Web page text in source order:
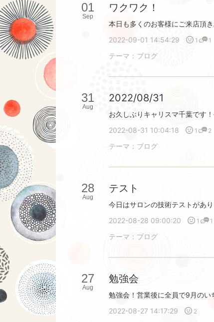
01
Sep
ワクワク！
2022-09-01 14:54:29
1 1
テーマ： ブログ
31
Aug
2022/08/31
2022-08-31 10:04:18
1 2
テーマ： ブログ
28
Aug
テスト
2022-08-28 09:00:20
1 1
テーマ： ブログ
27
Aug
勉強会
2022-08-27 14:17:29
2